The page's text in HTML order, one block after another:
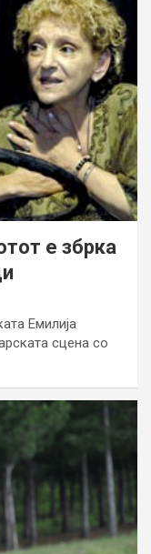
е збрка
Емилија
сцена со